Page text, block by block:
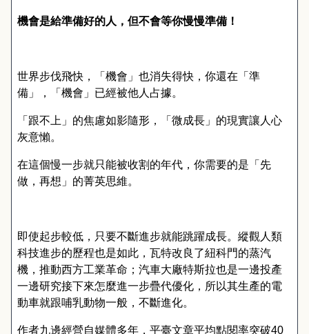
機會是給準備好的人，但不會等你慢慢準備！
世界步伐飛快，「機會」也消失得快，你還在「準
備」，「機會」已經被他人占據。
「跟不上」的焦慮如影隨形，「微成長」的現實讓人心
灰意懶。
在這個慢一步就只能被收割的年代，你需要的是「先
做，再想」的菁英思維。
即使起步較低，只要不斷進步就能跳躍成長。縱觀人類
科技進步的歷程也是如此，瓦特改良了紐科門的蒸汽
機，推動西方工業革命；汽車大廠特斯拉也是一邊投產
一邊研究接下來怎麼進一步疊代優化，所以其生產的電
動車就跟哺乳動物一般，不斷進化。
作者九邊經營自媒體多年，平臺文章平均點閱率突破40